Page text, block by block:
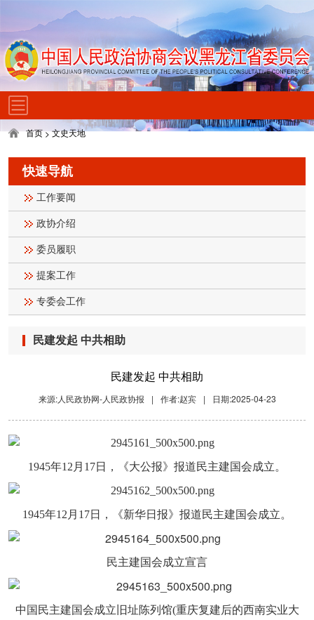
首页>文史天地
快速导航
工作要闻
政协介绍
委员履职
提案工作
专委会工作
民建发起 中共相助
民建发起 中共相助
来源:人民政协网-人民政协报
| 作者:赵宾 | 日期:2025-04-23
1945年12月17日，《大公报》报道民主建国会成立。
1945年12月17日，《新华日报》报道民主建国会成立。
民主建国会成立宣言
中国民主建国会成立旧址陈列馆(重庆复建后的西南实业大